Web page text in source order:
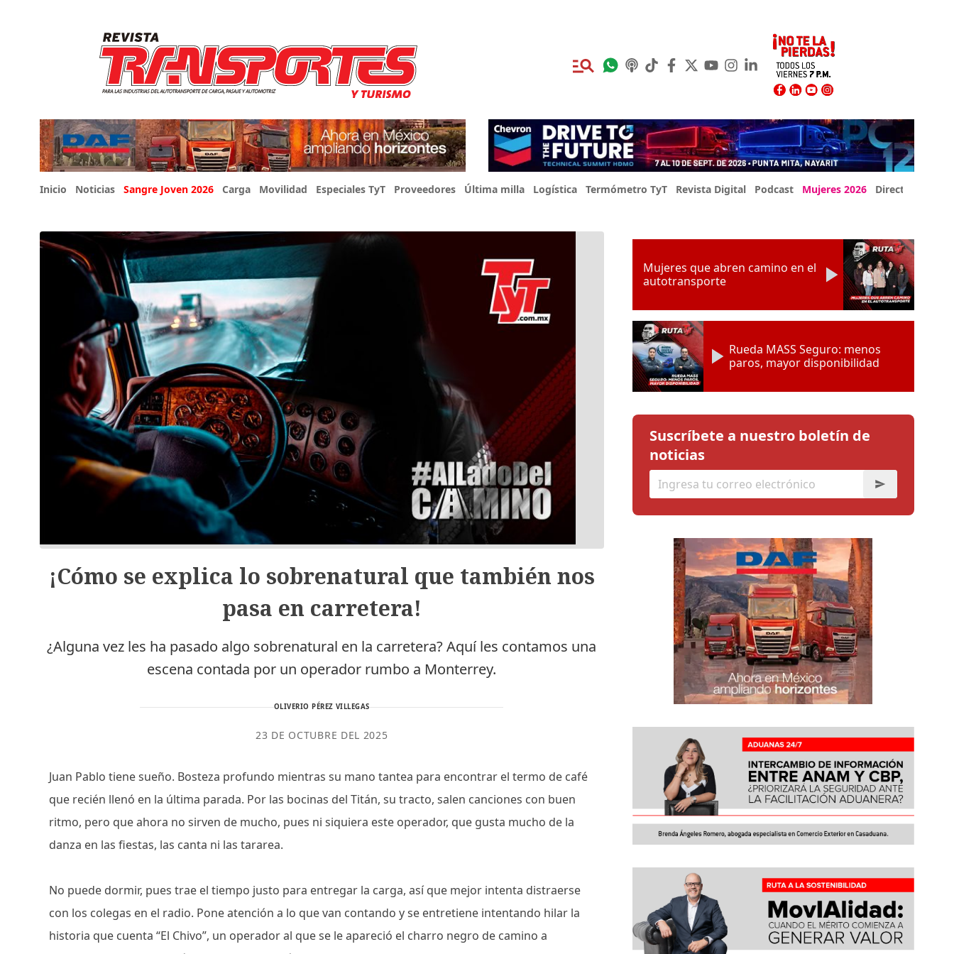
Inicio Noticias Sangre Joven 2026 Carga Movilidad Especiales TyT Proveedores Última milla Logística Termómetro TyT Revista Digital Podcast Mujeres 2026 Directorio Expo
¡Cómo se explica lo sobrenatural que también nos
pasa en carretera!
¿Alguna vez les ha pasado algo sobrenatural en la carretera? Aquí les contamos una
escena contada por un operador rumbo a Monterrey.
OLIVERIO PÉREZ VILLEGAS
23 DE OCTUBRE DEL 2025
Juan Pablo tiene sueño. Bosteza profundo mientras su mano tantea para encontrar el termo de café
que recién llenó en la última parada. Por las bocinas del Titán, su tracto, salen canciones con buen
ritmo, pero que ahora no sirven de mucho, pues ni siquiera este operador, que gusta mucho de la
danza en las fiestas, las canta ni las tararea.
No puede dormir, pues trae el tiempo justo para entregar la carga, así que mejor intenta distraerse
con los colegas en el radio. Pone atención a lo que van contando y se entretiene intentando hilar la
historia que cuenta “El Chivo”, un operador al que se le apareció el charro negro de camino a
Mujeres que abren camino en el
autotransporte
Rueda MASS Seguro: menos
paros, mayor disponibilidad
Suscríbete a nuestro boletín de
noticias